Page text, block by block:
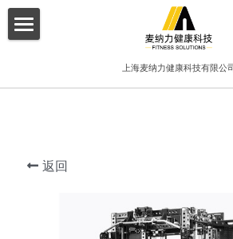
上海麦纳力健康科技有限公
关于我们
增值服务
返回
博客分类
普拉提项目